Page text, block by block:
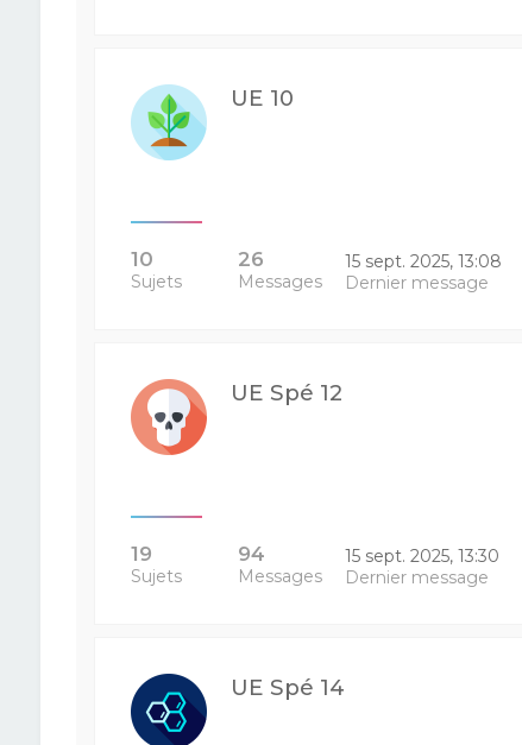
UE 10
10
Sujets
26
Messages
15 sept. 2025, 13:08
Dernier message
UE Spé 12
19
Sujets
94
Messages
15 sept. 2025, 13:30
Dernier message
UE Spé 14